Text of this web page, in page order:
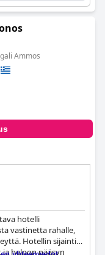
Kaiken kaikkiaan
Mykonoksella
sijainnin ja
Ammos
hotelli
vastinetta rahalle,
Hotellin sijainti
helpon pääsyn